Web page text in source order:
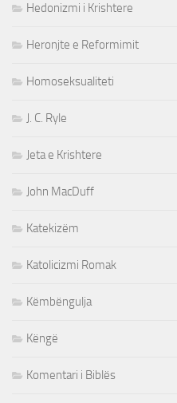
Hedonizmi i Krishtere
Heronjte e Reformimit
Homoseksualiteti
J. C. Ryle
Jeta e Krishtere
John MacDuff
Katekizëm
Katolicizmi Romak
Këmbëngulja
Këngë
Komentari i Biblës